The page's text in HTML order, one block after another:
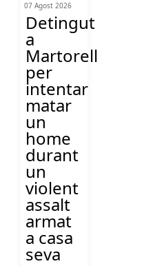
07 Agost 2026
Detingut
a
Martorell
per
intentar
matar
un
home
durant
un
violent
assalt
armat
a casa
seva